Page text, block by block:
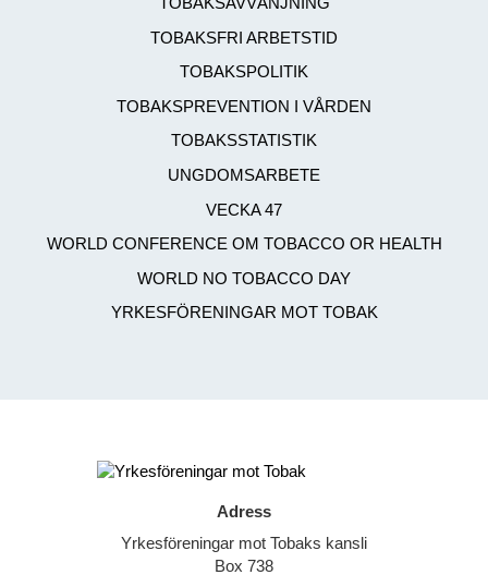
TOBAKSFRI ARBETSTID
TOBAKSPOLITIK
TOBAKSPREVENTION I VÅRDEN
TOBAKSSTATISTIK
UNGDOMSARBETE
VECKA 47
WORLD CONFERENCE OM TOBACCO OR HEALTH
WORLD NO TOBACCO DAY
YRKESFÖRENINGAR MOT TOBAK
Adress
Yrkesföreningar mot Tobaks kansli
Box 738